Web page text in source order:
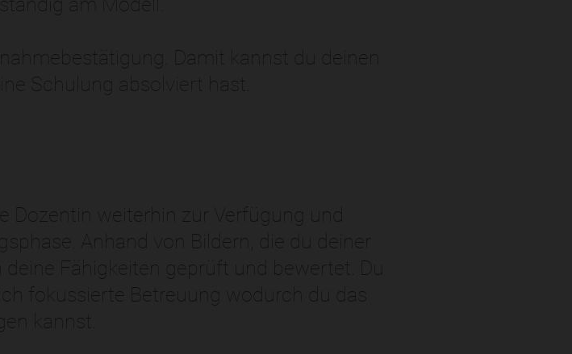
Damit kannst du deinen
Schulung absolviert hast.
weiterhin zur Verfügung und
Anhand von Bildern, die du deiner
Fähigkeiten geprüft und bewertet. Du
fokussierte Betreuung wodurch du das
kannst.